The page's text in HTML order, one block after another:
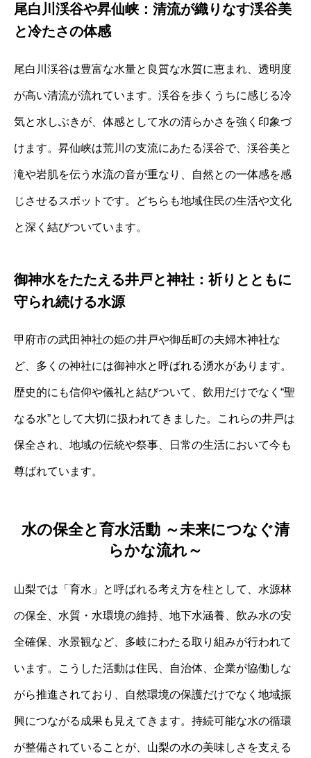
尾白川渓谷や昇仙峡：清流が織りなす渓谷美
と冷たさの体感
尾白川渓谷は豊富な水量と良質な水質に恵まれ、透明度
が高い清流が流れています。渓谷を歩くうちに感じる冷
気と水しぶきが、体感として水の清らかさを強く印象づ
けます。昇仙峡は荒川の支流にあたる渓谷で、渓谷美と
滝や岩肌を伝う水流の音が重なり、自然との一体感を感
じさせるスポットです。どちらも地域住民の生活や文化
と深く結びついています。
御神水をたたえる井戸と神社：祈りとともに
守られ続ける水源
甲府市の武田神社の姫の井戸や御岳町の夫婦木神社な
ど、多くの神社には御神水と呼ばれる湧水があります。
歴史的にも信仰や儀礼と結びついて、飲用だけでなく“聖
なる水”として大切に扱われてきました。これらの井戸は
保全され、地域の伝統や祭事、日常の生活において今も
尊ばれています。
水の保全と育水活動 ～未来につなぐ清
らかな流れ～
山梨では「育水」と呼ばれる考え方を柱として、水源林
の保全、水質・水環境の維持、地下水涵養、飲み水の安
全確保、水景観など、多岐にわたる取り組みが行われて
います。こうした活動は住民、自治体、企業が協働しな
がら推進されており、自然環境の保護だけでなく地域振
興につながる成果も見えてきます。持続可能な水の循環
が整備されていることが、山梨の水の美味しさを支える